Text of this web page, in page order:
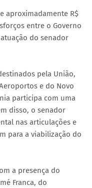
aproximadamente R$
entre o Governo
do senador
pela União,
e do Novo
participa com uma
disso, o senador
nas articulações e
para a viabilização do
a presença do
Franca, do